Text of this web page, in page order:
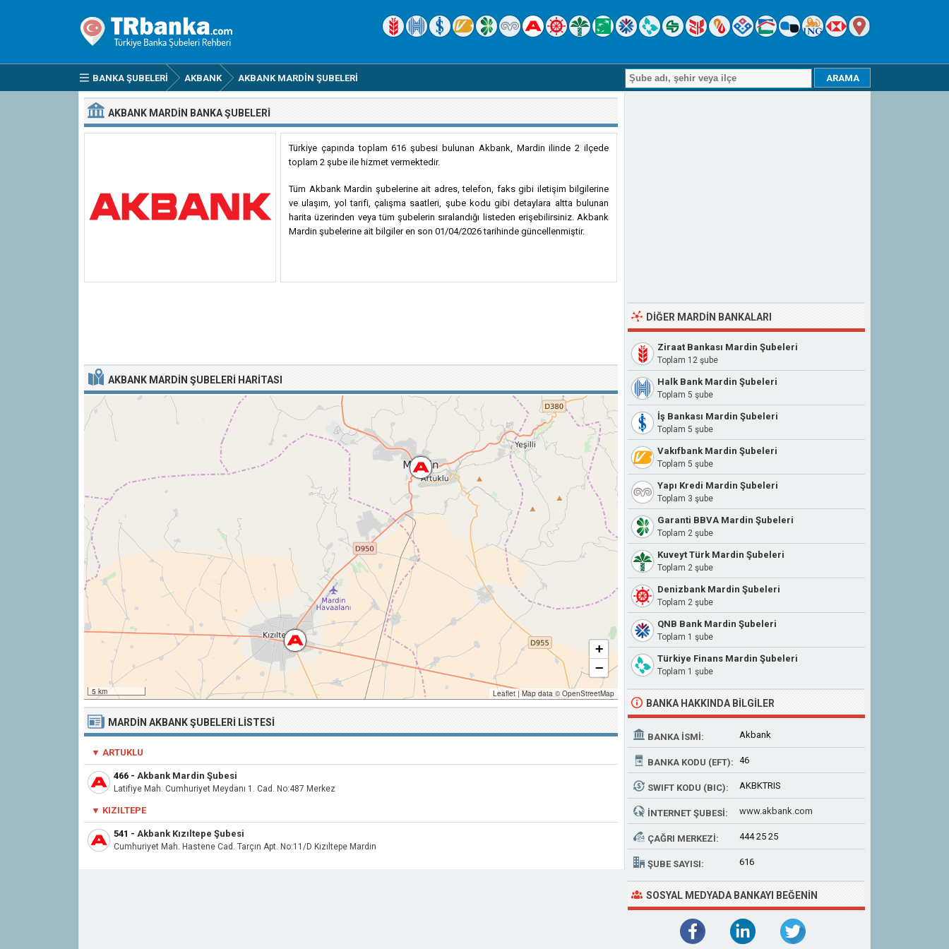
BANKA ŞUBELERI AKBANK AKBANK MARDIN ŞUBELERI
AKBANK MARDIN BANKA ŞUBELERI
Türkiye çapında toplam 616 şubesi bulunan Akbank, Mardin ilinde 2 ilçede
toplam 2 şube ile hizmet vermektedir.
Tüm Akbank Mardin şubelerine ait adres, telefon, faks gibi iletişim bilgilerine
ve ulaşım, yol tarifi, çalışma saatleri, şube kodu gibi detaylara altta bulunan
harita üzerinden veya tüm şubelerin sıralandığı listeden erişebilirsiniz. Akbank
Mardin şubelerine ait bilgiler en son 01/04/2026 tarihinde güncellenmiştir.
AKBANK MARDIN ŞUBELERI HARITASI
5 km
+
−
Leaflet |Map data ©OpenStreetMap
MARDIN AKBANK ŞUBELERI LISTESI
▼ ARTUKLU
466 - Akbank Mardin Şubesi
Latifiye Mah. Cumhuriyet Meydanı 1. Cad. No:487 Merkez
▼ KIZILTEPE
541 - Akbank Kızıltepe Şubesi
Cumhuriyet Mah. Hastene Cad. Tarçın Apt. No:11/D Kızıltepe Mardin
DIĞER MARDIN BANKALARI
Ziraat Bankası Mardin Şubeleri
Toplam 12 şube
Halk Bank Mardin Şubeleri
Toplam 5 şube
İş Bankası Mardin Şubeleri
Toplam 5 şube
Vakıfbank Mardin Şubeleri
Toplam 5 şube
Yapı Kredi Mardin Şubeleri
Toplam 3 şube
Garanti BBVA Mardin Şubeleri
Toplam 2 şube
Kuveyt Türk Mardin Şubeleri
Toplam 2 şube
Denizbank Mardin Şubeleri
Toplam 2 şube
QNB Bank Mardin Şubeleri
Toplam 1 şube
Türkiye Finans Mardin Şubeleri
Toplam 1 şube
BANKA HAKKINDA BILGILER
BANKA İSMI: Akbank
BANKA KODU (EFT): 46
SWIFT KODU (BIC): AKBKTRIS
İNTERNET ŞUBESI: www.akbank.com
ÇAĞRI MERKEZI: 444 25 25
ŞUBE SAYISI: 616
SOSYAL MEDYADA BANKAYI BEĞENIN